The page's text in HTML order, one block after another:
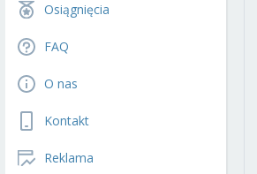
Osiągnięcia
FAQ
O nas
Kontakt
Reklama